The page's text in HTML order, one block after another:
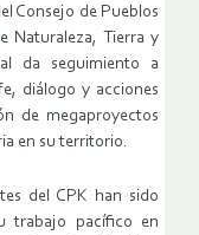
Consejo de Pueblos
Naturaleza, Tierra y
da seguimiento a
diálogo y acciones
de megaproyectos
en su territorio.
del CPK han sido
trabajo pacífico en